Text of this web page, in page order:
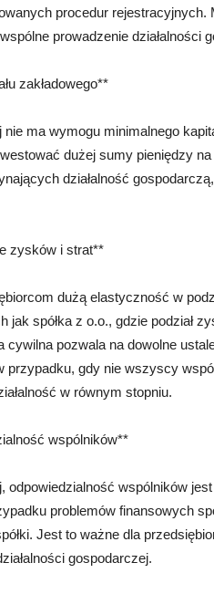
procedur rejestracyjnych.
prowadzenie działalności
zakładowego**
ma wymogu minimalnego
dużej sumy pieniędzy
działalność
zysków i strat**
dużą elastyczność w
jak spółka z o.o., gdzie podział
cywilna pozwala na dowolne
przypadku, gdy nie wszyscy
w równym stopniu.
wspólników**
odpowiedzialność wspólników
problemów finansowych
Jest to ważne dla
gospodarczej.